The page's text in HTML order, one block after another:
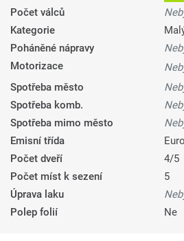
Počet válců
Kategorie
Poháněné nápravy
Motorizace
Spotřeba město
Spotřeba komb.
Spotřeba mimo město
Emisní třída
Počet dveří
4/5
Počet míst k sezení
5
Úprava laku
Polep folií
Ne